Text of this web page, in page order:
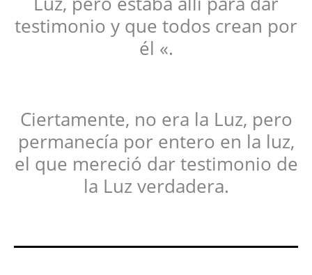
testimonio y que todos crean por
él «.
Ciertamente, no era la Luz, pero
permanecía por entero en la luz,
el que mereció dar testimonio de
la Luz verdadera.